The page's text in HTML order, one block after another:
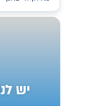
יש